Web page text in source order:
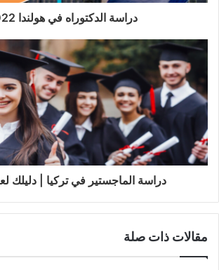
دراسة الدكتوراه في هولندا 2022
دراسة الماجستير في تركيا | دليلك لعام
مقالات ذات صلة